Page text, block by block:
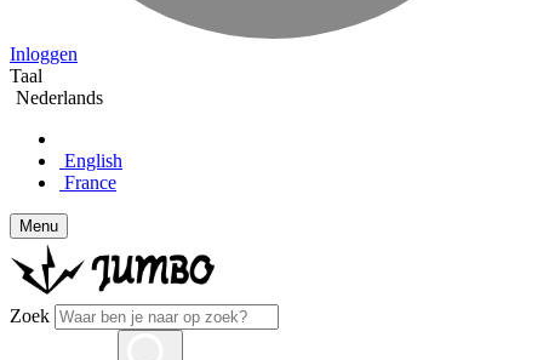
Inloggen
Taal
Nederlands
English
France
Menu
Zoek